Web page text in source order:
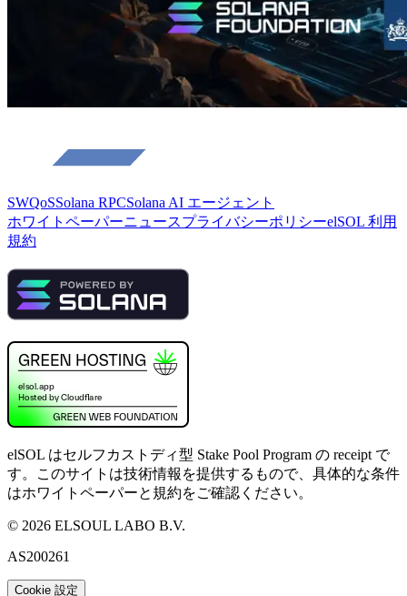
SWQoSSolana RPCSolana AI エージェント
ホワイトペーパーニュースプライバシーポリシーelSOL 利用
規約
elSOL はセルフカストディ型 Stake Pool Program の receipt で
す。このサイトは技術情報を提供するもので、具体的な条件
はホワイトペーパーと規約をご確認ください。
© 2026 ELSOUL LABO B.V.
AS200261
Cookie 設定